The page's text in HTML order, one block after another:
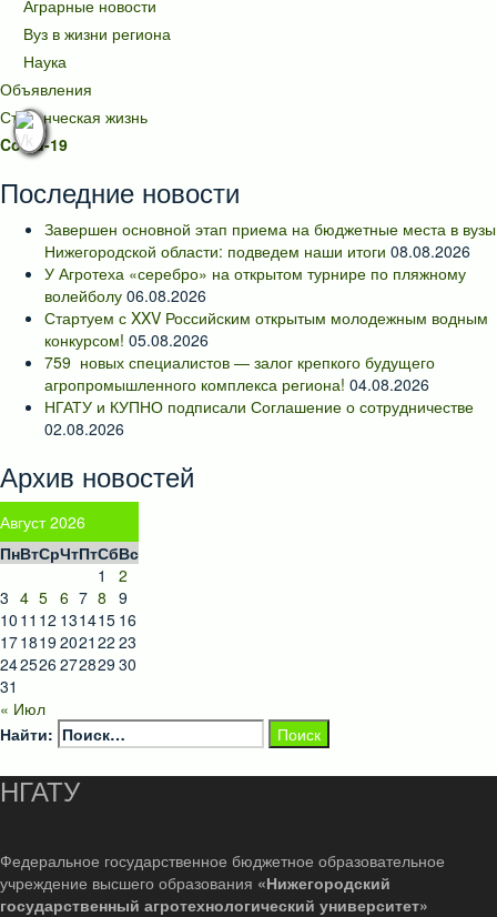
Аграрные новости
Вуз в жизни региона
Наука
Объявления
Студенческая жизнь
Covid-19
Последние новости
Завершен основной этап приема на бюджетные места в вузы
Нижегородской области: подведем наши итоги 08.08.2026
У Агротеха «серебро» на открытом турнире по пляжному
волейболу 06.08.2026
Стартуем с XXV Российским открытым молодежным водным
конкурсом! 05.08.2026
759 новых специалистов — залог крепкого будущего
агропромышленного комплекса региона! 04.08.2026
НГАТУ и КУПНО подписали Соглашение о сотрудничестве
02.08.2026
Архив новостей
Август 2026
ПнВтСрЧтПтСбВс
1
2
3 4 5 6 7 8 9
10 11 12 131415 16
171819 2021 22 23
242526 272829 30
31
« Июл
Найти:
НГАТУ
Федеральное государственное бюджетное образовательное
учреждение высшего образования «Нижегородский
государственный агротехнологический университет»